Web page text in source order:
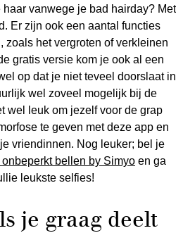
vanwege je bad hairday? Met
Er zijn ook een aantal functies
zoals het vergroten of verkleinen
gratis versie kom je ook al een
op dat je niet teveel doorslaat in
wel zoveel mogelijk bij de
wel leuk om jezelf voor de grap
te geven met deze app en
vriendinnen. Nog leuker; bel je
bellen by Simyo en ga
leukste selfies!
je graag deelt